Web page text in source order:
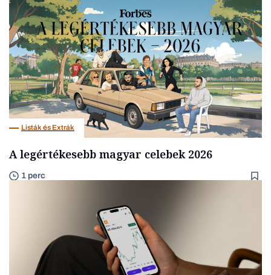
Listák és Extrák
A legértékesebb magyar celebek 2026
1 perc